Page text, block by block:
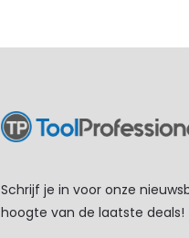
Schrijf je in voor onze
hoogte van de laatste deals!